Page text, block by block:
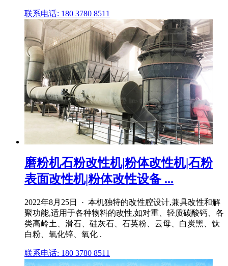
联系电话: 180 3780 8511
磨粉机石粉改性机|粉体改性机|石粉
表面改性机|粉体改性设备 ...
2022年8月25日 · 本机独特的改性腔设计,兼具改性和解
聚功能,适用于各种物料的改性,如对重、轻质碳酸钙、各
类高岭土、滑石、硅灰石、石英粉、云母、白炭黑、钛
白粉、氧化锌、氧化 .
联系电话: 180 3780 8511